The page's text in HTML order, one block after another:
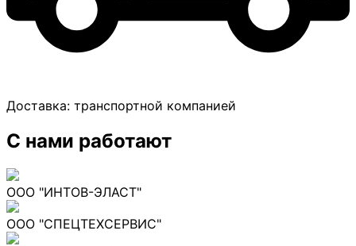
Доставка: транспортной компанией
С нами работают
ООО "ИНТОВ-ЭЛАСТ"
ООО "СПЕЦТЕХСЕРВИС"